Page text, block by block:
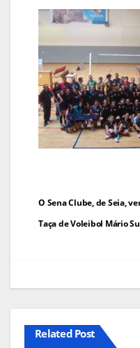
Navegação
de
O Sena Clube, de Seia,
Taça de Voleibol Mário
Related Post